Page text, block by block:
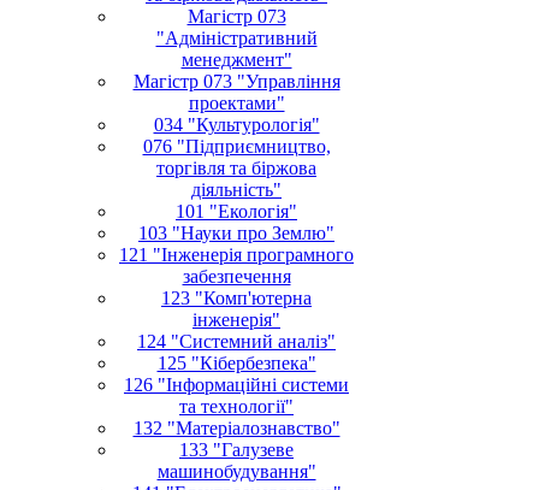
Магістр 073
"Адміністративний
менеджмент"
Магістр 073 "Управління
проектами"
034 "Культурологія"
076 "Підприємництво,
торгівля та біржова
діяльність"
101 "Екологія"
103 "Науки про Землю"
121 "Інженерія програмного
забезпечення
123 "Комп'ютерна
інженерія"
124 "Системний аналіз"
125 "Кібербезпека"
126 "Інформаційні системи
та технології"
132 "Матеріалознавство"
133 "Галузеве
машинобудування"